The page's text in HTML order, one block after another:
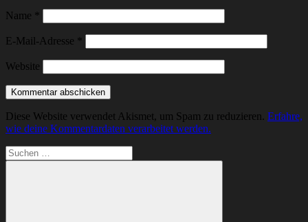
Name *
E-Mail-Adresse *
Website
Diese Website verwendet Akismet, um Spam zu reduzieren. Erfahre,
wie deine Kommentardaten verarbeitet werden.
Suchen
nach: